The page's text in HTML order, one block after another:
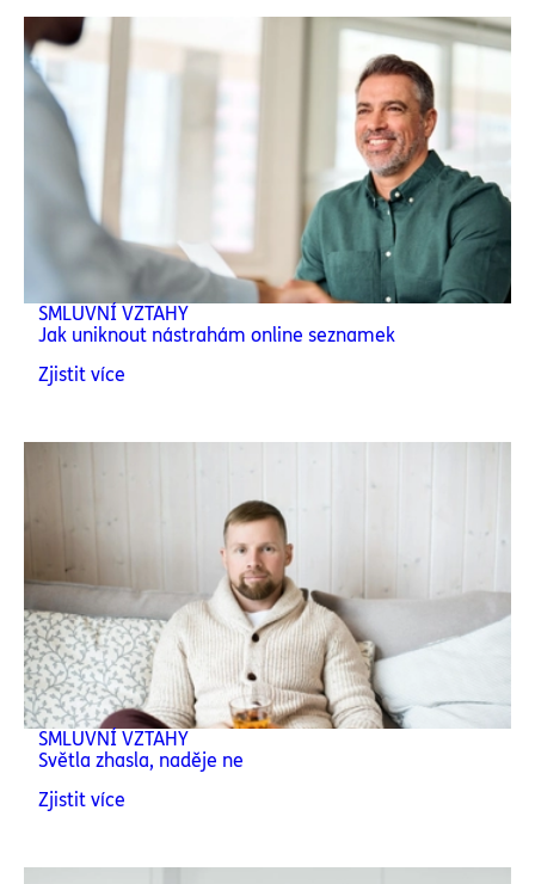
SMLUVNÍ VZTAHY
Jak uniknout nástrahám online seznamek
Zjistit více
SMLUVNÍ VZTAHY
Světla zhasla, naděje ne
Zjistit více